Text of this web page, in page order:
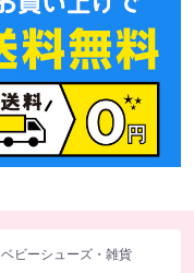
ベビーシューズ・雑貨